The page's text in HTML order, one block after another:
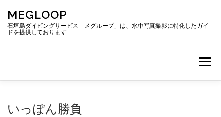
ッ
MEGLOOP
石垣島ダイビングサービス「メグループ」は、水中写真撮影に特化したガイ
ドを提供しております
メニュー
いっぽん勝負